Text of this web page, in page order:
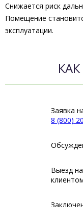
Снижается риск
Помещение
эксплуатации.
Заявка
8 (800)
Выезд